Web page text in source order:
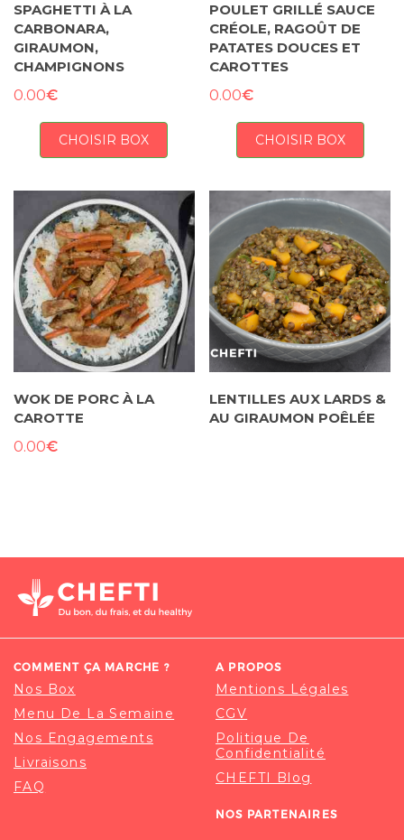
SPAGHETTI À LA
CARBONARA,
GIRAUMON,
CHAMPIGNONS
0.00€
CHOISIR BOX
POULET GRILLÉ SAUCE
CRÉOLE, RAGOÛT DE
PATATES DOUCES ET
CAROTTES
0.00€
CHOISIR BOX
WOK DE PORC À LA
CAROTTE
0.00€
LENTILLES AUX LARDS &
AU GIRAUMON POÊLÉE
COMMENT ÇA MARCHE ?
Nos Box
Menu De La Semaine
Nos Engagements
Livraisons
FAQ
A PROPOS
Mentions Légales
CGV
Politique De
Confidentialité
CHEFTI Blog
NOS PARTENAIRES